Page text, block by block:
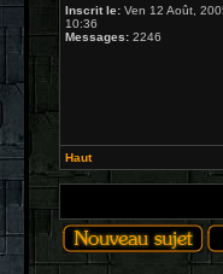
Inscrit le: Ven 12 Août,
10:36
Messages: 2246
Haut